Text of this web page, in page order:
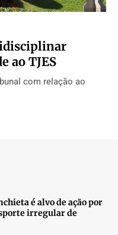
ao TJES
com relação ao
é alvo de ação por
irregular de